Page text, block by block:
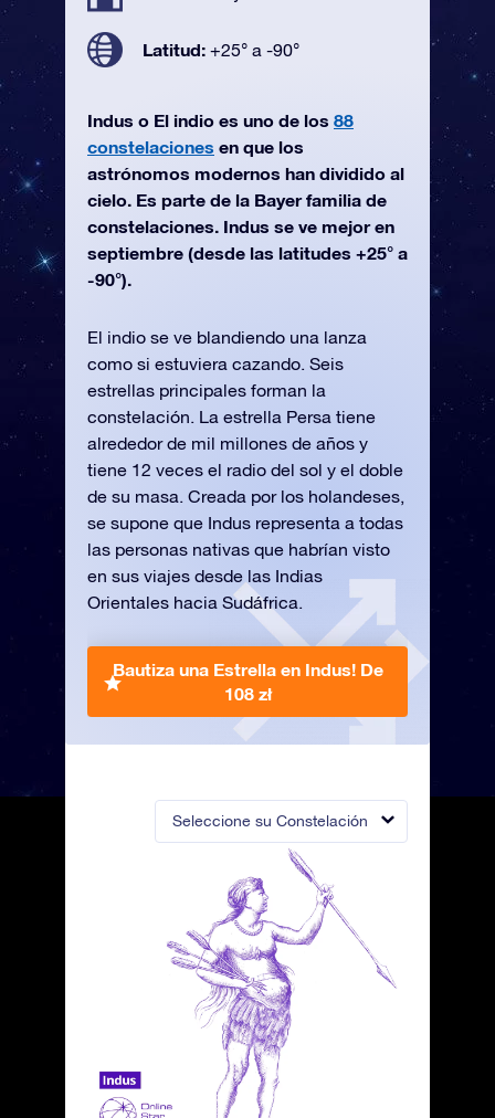
Seleccione su Constelación
Latitud: +25° a -90°
Indus o El indio es uno de los 88
constelaciones en que los
astrónomos modernos han dividido al
cielo. Es parte de la Bayer familia de
constelaciones. Indus se ve mejor en
septiembre (desde las latitudes +25° a
-90°).
El indio se ve blandiendo una lanza
como si estuviera cazando. Seis
estrellas principales forman la
constelación. La estrella Persa tiene
alrededor de mil millones de años y
tiene 12 veces el radio del sol y el doble
de su masa. Creada por los holandeses,
se supone que Indus representa a todas
las personas nativas que habrían visto
en sus viajes desde las Indias
Orientales hacia Sudáfrica.
Bautiza una Estrella en Indus! De
108 zł